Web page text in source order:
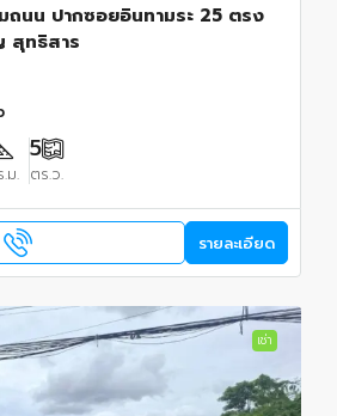
ถนน ปากซอยอินทามระ 25 ตรง
สุทธิสาร
ม.
5
ตร.ว.
รายละเอียด
เช่า